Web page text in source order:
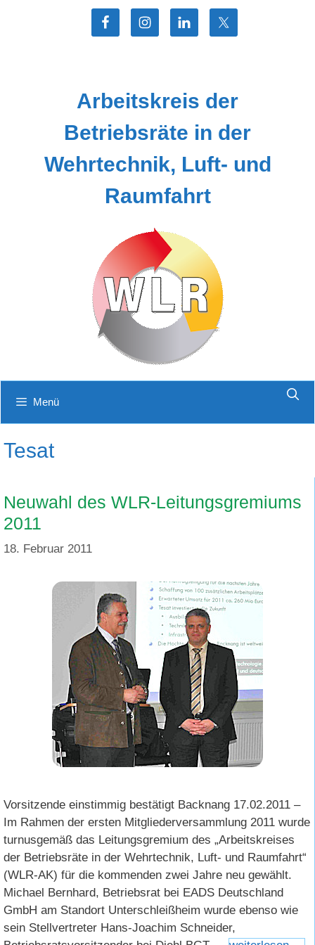
Arbeitskreis der
Betriebsräte in der
Wehrtechnik, Luft- und
Raumfahrt
Menü
Tesat
Neuwahl des WLR-Leitungsgremiums
2011
18. Februar 2011
Vorsitzende einstimmig bestätigt Backnang 17.02.2011 –
Im Rahmen der ersten Mitgliederversammlung 2011 wurde
turnusgemäß das Leitungsgremium des „Arbeitskreises
der Betriebsräte in der Wehrtechnik, Luft- und Raumfahrt“
(WLR-AK) für die kommenden zwei Jahre neu gewählt.
Michael Bernhard, Betriebsrat bei EADS Deutschland
GmbH am Standort Unterschleißheim wurde ebenso wie
sein Stellvertreter Hans-Joachim Schneider,